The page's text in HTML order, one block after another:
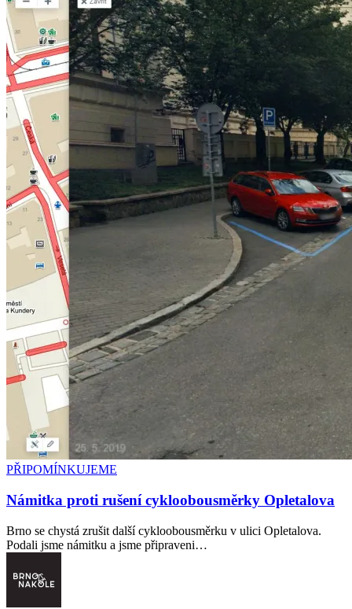
PŘIPOMÍNKUJEME
Námitka proti rušení cykloobousměrky Opletalova
Brno se chystá zrušit další cykloobousměrku v ulici Opletalova.
Podali jsme námitku a jsme připraveni…